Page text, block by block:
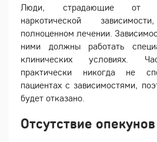
Люди, страдающие от
наркотической
полноценном лечении.
ними должны работать
клинических условиях.
практически никогда не
пациентах с зависимостями,
будет отказано.
Отсутствие опекунов